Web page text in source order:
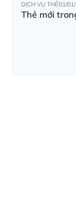
DỊCH VỤ THẺ01/
Thẻ mới